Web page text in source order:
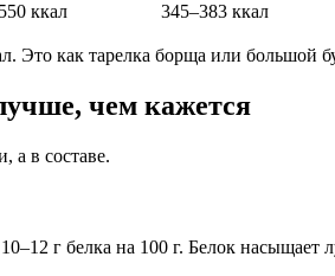
ккал 345–383 ккал
как тарелка борща или большой
чем кажется
а в составе.
г белка на 100 г. Белок